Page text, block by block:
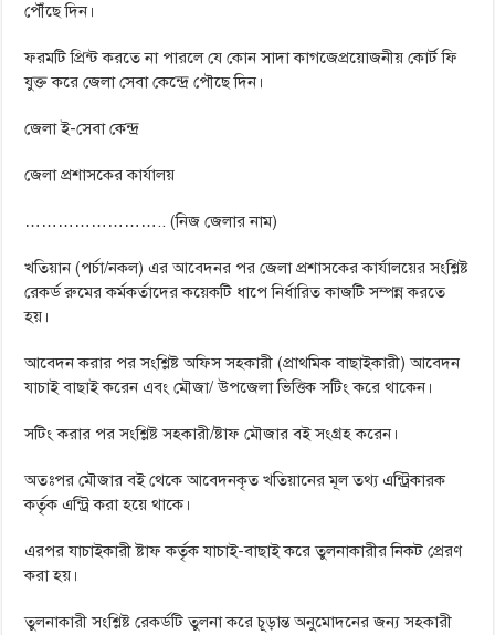
পৌঁছে দিন।
ফরমটি প্রিন্ট করতে না পারলে যে কোন সাদা কাগজেপ্রয়োজনীয় কোর্ট ফি
যুক্ত করে জেলা সেবা কেন্দ্রে পৌছে দিন।
জেলা ই-সেবা কেন্দ্র
জেলা প্রশাসকের কার্যালয়
…………………….. (নিজ জেলার নাম)
খতিয়ান (পর্চা/নকল) এর আবেদনর পর জেলা প্রশাসকের কার্যালয়ের সংশ্লিষ্ট
রেকর্ড রুমের কর্মকর্তাদের কয়েকটি ধাপে নির্ধারিত কাজটি সম্পন্ন করতে
হয়।
আবেদন করার পর সংশ্লিষ্ট অফিস সহকারী (প্রাথমিক বাছাইকারী) আবেদন
যাচাই বাছাই করেন এবং মৌজা/ উপজেলা ভিত্তিক সটিং করে থাকেন।
সটিং করার পর সংশ্লিষ্ট সহকারী/ষ্টাফ মৌজার বই সংগ্রহ করেন।
অতঃপর মৌজার বই থেকে আবেদনকৃত খতিয়ানের মূল তথ্য এন্ট্রিকারক
কর্তৃক এন্ট্রি করা হয়ে থাকে।
এরপর যাচাইকারী ষ্টাফ কর্তৃক যাচাই-বাছাই করে তুলনাকারীর নিকট প্রেরণ
করা হয়।
তুলনাকারী সংশ্লিষ্ট রেকর্ডটি তুলনা করে চূড়ান্ত অনুমোদনের জন্য সহকারী